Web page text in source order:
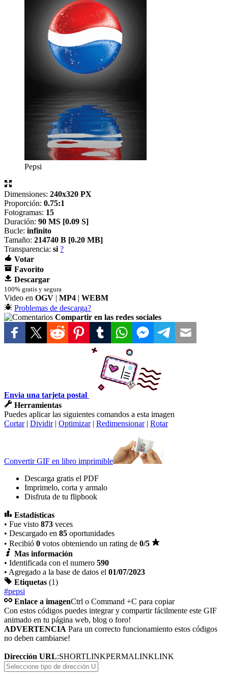
Pepsi
Dimensiones: 240x320 PX
Proporción: 0.75:1
Fotogramas: 15
Duración: 90 MS [0.09 S]
Bucle: infinito
Tamaño: 214740 B [0.20 MB]
Transparencia: si ?
Votar
Favorito
Descargar
100% gratis y segura
Video en OGV | MP4 | WEBM
Problemas de descarga?
Compartir en las redes sociales
Envia una tarjeta postal
Herramientas
Puedes aplicar las siguientes comandos a esta imagen
Cortar| Dividir| Optimizar| Redimensionar| Rotar
Convertir GIF en libro imprimible
Descarga gratis el PDF
Imprimelo, corta y armalo
Disfruta de tu flipbook
Estadísticas
• Fue visto 873 veces
• Descargado en 85 oportunidades
• Recibió 0 votos obteniendo un rating de 0/5
Mas información
• Identificada con el numero 590
• Agregado a la base de datos el 01/07/2023
Etiquetas (1)
#pepsi
Enlace a imagenCtrl o Command +C para copiar
Con estos códigos puedes integrar y compartir fácilmente este GIF
animado en tu página web, blog o foro!
ADVERTENCIA Para un correcto funcionamiento estos códigos
no deben cambiarse!
Dirección URL:SHORTLINKPERMALINKLINK